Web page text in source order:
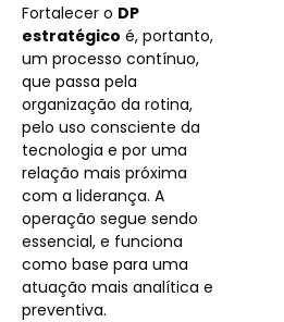
Fortalecer o DP
estratégico é, portanto,
um processo contínuo,
que passa pela
organização da rotina,
pelo uso consciente da
tecnologia e por uma
relação mais próxima
com a liderança. A
operação segue sendo
essencial, e funciona
como base para uma
atuação mais analítica e
preventiva.